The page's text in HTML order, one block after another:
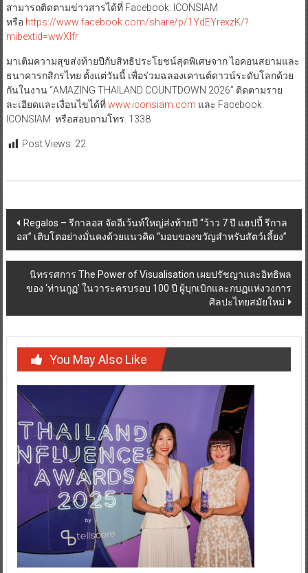
สามารถติดตามข่าวสารได้ที่ Facebook: ICONSIAM
หรือhttps://www.facebook.com/share/p/1YdEYrexzK/?
mibextid=wwXIfr
มาเติมความสุขส่งท้ายปีกับสิทธิประโยชน์สุดพิเศษจาก ไอคอนสยามและ
ธนาคารกสิกรไทย ตั้งแต่วันนี้ เพื่อร่วมฉลองเคานต์ดาวน์ระดับโลกด้วย
กันในงาน “AMAZING THAILAND COUNTDOWN 2026” ติดตามราย
ละเอียดและเงื่อนไขได้ที่www.iconsiam.com และ Facebook:
ICONSIAM หรือสอบถามโทร. 1338
Post Views: 22
Post
navigation
Regalos – รีกาลอส จัดอีเว้นท์ใหญ่ส่งท้ายปี “ว้าว 7 ปี แฮปปี้ รีกาล
อส” เติบโตอย่างมั่นคงด้วยแนวคิด “มอบของขวัญสำหรับสัตว์เลี้ยง”
นิทรรศการ The Power of Visualisation เผยปรัชญาและอิทธิพล
ของ ‘ท่านกูฏ’ ในวาระครบรอบ 100 ปี ผู้บุกเบิกและกบฏแห่งวงการ
ศิลปะไทยสมัยใหม่
You May Also Like